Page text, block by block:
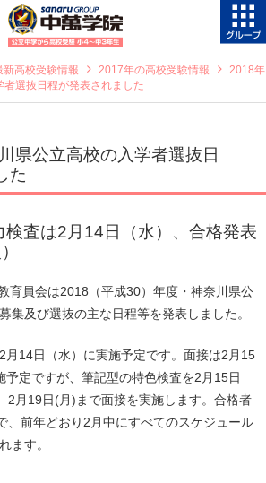
新高校受験情報 2017年の高校受験情報
2018年
選抜日程が発表されました
公立高校の入学者選抜日
た
査は2月14日（水）、合格発表
育員会は2018（平成30）年度・神奈川県公
集及び選抜の主な日程等を発表しました。
月14日（水）に実施予定です。面接は2月15
予定ですが、筆記型の特色検査を2月15日
2月19日(月)まで面接を実施します。合格者
、前年どおり2月中にすべてのスケジュール
ます。